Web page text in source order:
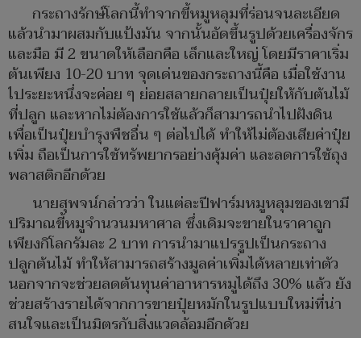
กระถางรักษ์โลกนี้ทำจากขี้หมูหลุมที่ร่อนจนละเอียด
แล้วนำมาผสมกับแป้งมัน จากนั้นอัดขึ้นรูปด้วยเครื่องจักร
และมือ มี 2 ขนาดให้เลือกคือ เล็กและใหญ่ โดยมีราคาเริ่ม
ต้นเพียง 10-20 บาท จุดเด่นของกระถางนี้คือ เมื่อใช้งาน
ไประยะหนึ่งจะค่อย ๆ ย่อยสลายกลายเป็นปุ๋ยให้กับต้นไม้
ที่ปลูก และหากไม่ต้องการใช้แล้วก็สามารถนำไปฝังดิน
เพื่อเป็นปุ๋ยบำรุงพืชอื่น ๆ ต่อไปได้ ทำให้ไม่ต้องเสียค่าปุ๋ย
เพิ่ม ถือเป็นการใช้ทรัพยากรอย่างคุ้มค่า และลดการใช้ถุง
พลาสติกอีกด้วย
นายสุพจน์กล่าวว่า ในแต่ละปีฟาร์มหมูหลุมของเขามี
ปริมาณขี้หมูจำนวนมหาศาล ซึ่งเดิมจะขายในราคาถูก
เพียงกิโลกรัมละ 2 บาท การนำมาแปรรูปเป็นกระถาง
ปลูกต้นไม้ ทำให้สามารถสร้างมูลค่าเพิ่มได้หลายเท่าตัว
นอกจากจะช่วยลดต้นทุนค่าอาหารหมูได้ถึง 30% แล้ว ยัง
ช่วยสร้างรายได้จากการขายปุ๋ยหมักในรูปแบบใหม่ที่น่า
สนใจและเป็นมิตรกับสิ่งแวดล้อมอีกด้วย